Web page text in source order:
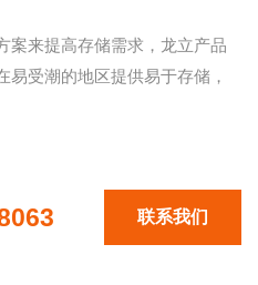
案来提高存储需求，龙立产品
受潮的地区提供易于存储，
联系我们